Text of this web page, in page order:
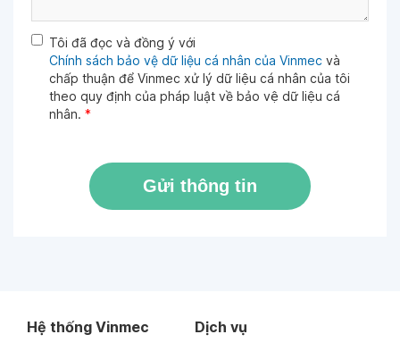
Tôi đã đọc và đồng ý với
Chính sách bảo vệ dữ liệu cá nhân của Vinmec và
chấp thuận để Vinmec xử lý dữ liệu cá nhân của tôi
theo quy định của pháp luật về bảo vệ dữ liệu cá
nhân. *
Gửi thông tin
Hệ thống Vinmec Dịch vụ